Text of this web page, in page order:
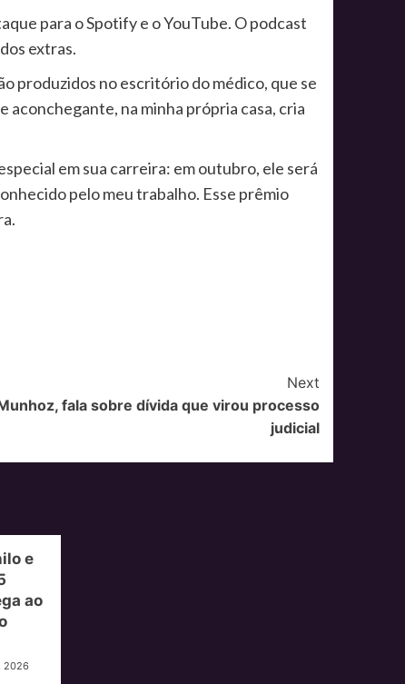
para o Spotify e o YouTube. O podcast
extras.
produzidos no escritório do médico, que se
aconchegante, na minha própria casa, cria
em sua carreira: em outubro, ele será
pelo meu trabalho. Esse prêmio
Next
fala sobre dívida que virou processo
judicial
e
ao
2026